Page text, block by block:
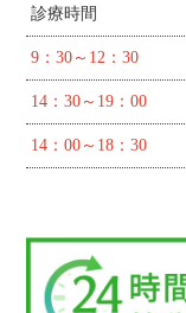
診療時間
9：30～12：30
14：30～19：00
14：00～18：30